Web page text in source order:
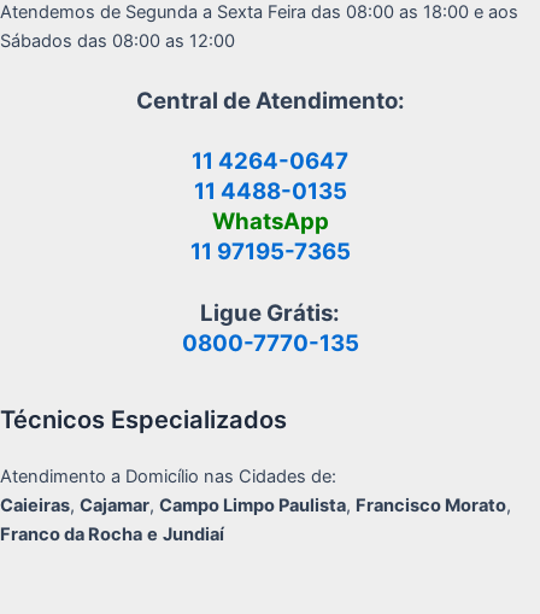
Atendemos de Segunda a Sexta Feira das 08:00 as 18:00 e aos
Sábados das 08:00 as 12:00
Central de Atendimento:
11 4264-0647
11 4488-0135
WhatsApp
11 97195-7365
Ligue Grátis:
0800-7770-135
Técnicos Especializados
Atendimento a Domicílio nas Cidades de:
Caieiras, Cajamar, Campo Limpo Paulista, Francisco Morato,
Franco da Rocha e Jundiaí